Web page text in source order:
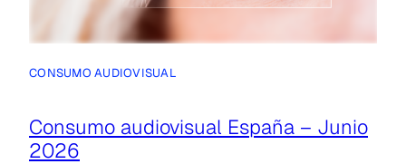
CONSUMO AUDIOVISUAL
Consumo audiovisual España – Junio
2026